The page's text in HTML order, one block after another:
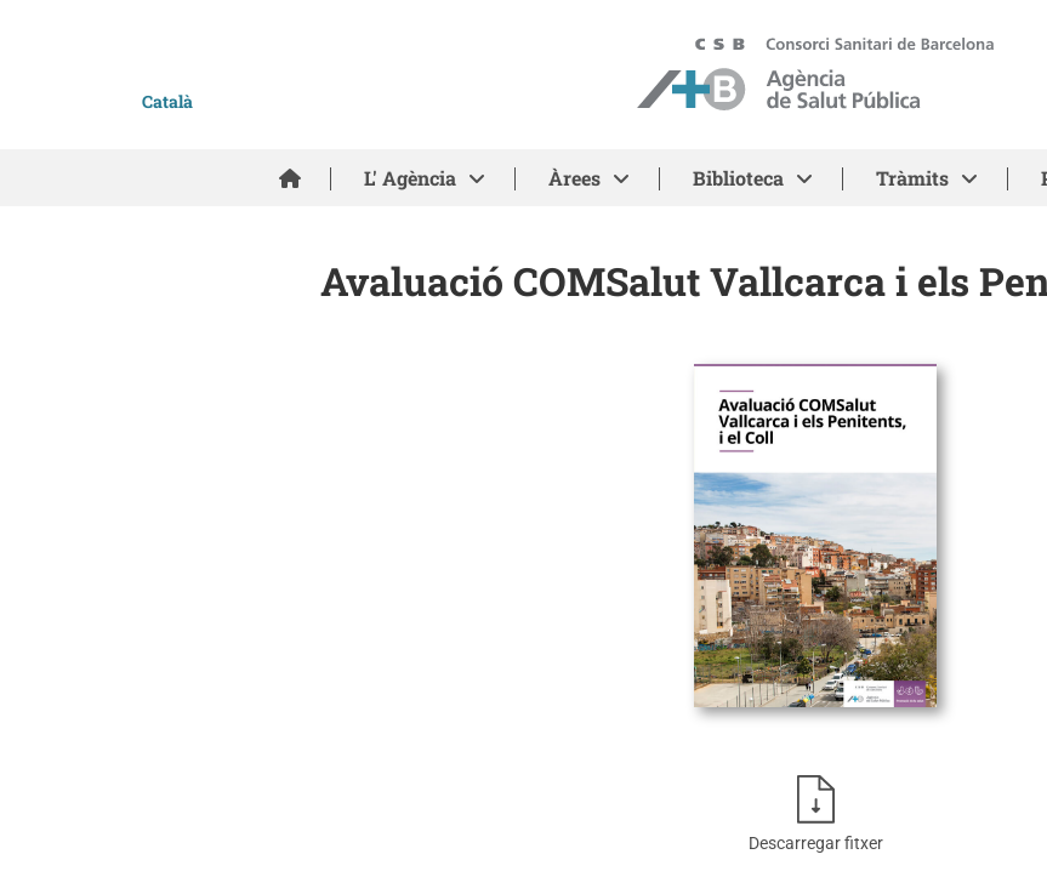
Català
ASPB - Agència de Salut Pública de Barcelona
Inici L' Agència Àrees Biblioteca Tràmits
Avaluació COMSalut Vallcarca i els
Descarregar fitxer